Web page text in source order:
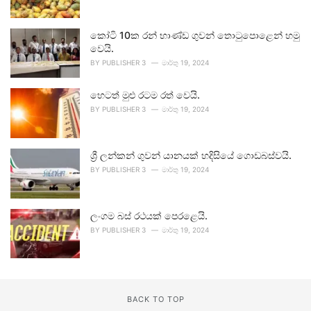
කෝටි 10ක රන් භාණ්ඩ ගුවන් තොටුපොළෙන් හමු
වෙයි.
BY PUBLISHER 3 මාර්තු 19, 2024
හෙටත් මුළු රටම රත් වෙයි.
BY PUBLISHER 3 මාර්තු 19, 2024
ශ්‍රී ලන්කන් ගුවන් යානයක් හදිසියේ ගොඩබස්වයි.
BY PUBLISHER 3 මාර්තු 19, 2024
ලංගම බස් රථයක් පෙරළෙයි.
BY PUBLISHER 3 මාර්තු 19, 2024
BACK TO TOP